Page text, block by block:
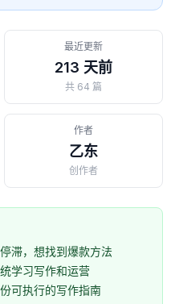
最近更新
213 天前
共 64 篇
作者
乙东
创作者
滞，想找到爆款方法
学习写作和运营
可执行的写作指南